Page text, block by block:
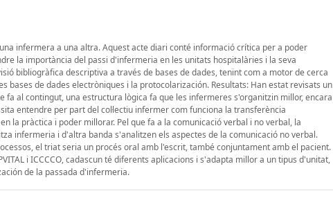
infermera a una altra. Aquest acte diari conté informació crítica per a poder
la importància del passi d'infermeria en les unitats hospitalàries i la seva
bibliogràfica descriptiva a través de bases de dades, tenint com a motor de cerca
bases de dades electròniques i la protocolarización. Resultats: Han estat revisats un
al contingut, una estructura lògica fa que les infermeres s'organitzin millor, encara
entendre per part del col·lectiu infermer com funciona la transferència
la pràctica i poder millorar. Pel que fa a la comunicació verbal i no verbal, la
infermeria i d'altra banda s'analitzen els aspectes de la comunicació no verbal.
el triat seria un procés oral amb l'escrit, també conjuntament amb el pacient.
i ICCCCO, cadascun té diferents aplicacions i s'adapta millor a un tipus d'unitat,
de la passada d'infermeria.